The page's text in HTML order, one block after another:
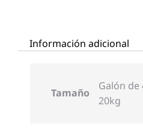
Información adicional
Tamaño
Galón de
20kg